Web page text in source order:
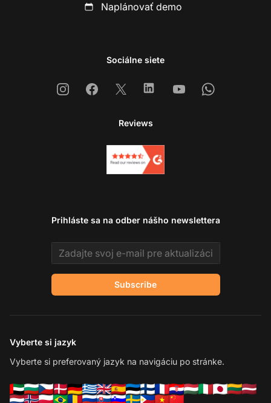
Naplánovať demo
Sociálne siete
InstagramFacebook
X LinkedinYoutubeWhatsapp
Reviews
Prihláste sa na odber nášho newslettera
Email address
Subscribe
Vyberte si jazyk
Vyberte si preferovaný jazyk na navigáciu po stránke.